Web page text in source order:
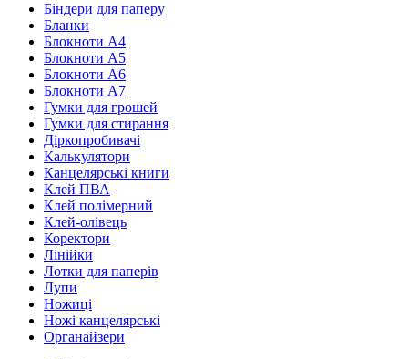
Біндери для паперу
Бланки
Блокноти А4
Блокноти А5
Блокноти А6
Блокноти А7
Гумки для грошей
Гумки для стирання
Діркопробивачі
Калькулятори
Канцелярські книги
Клей ПВА
Клей полімерний
Клей-олівець
Коректори
Лінійки
Лотки для паперів
Лупи
Ножиці
Ножі канцелярські
Органайзери